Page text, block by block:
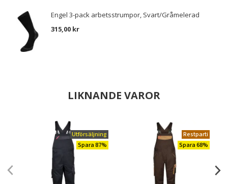
Engel 3-pack arbetsstrumpor, Svart/Gråmelerad
315,00 kr
LIKNANDE VAROR
Utförsäljning
Spara 87%
Restparti
Spara 68%